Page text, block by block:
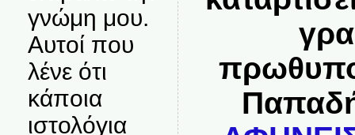
γνώμη μου.
Αυτοί που
λένε ότι
κάποια
ιστολόγια